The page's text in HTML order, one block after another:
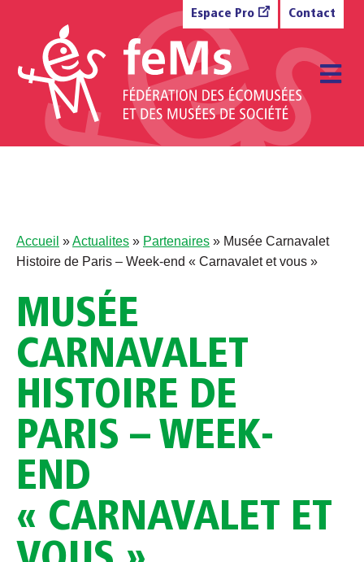
Espace Pro Contact
Accueil »Actualites » Partenaires » Musée Carnavalet
Histoire de Paris – Week-end « Carnavalet et vous »
MUSÉE
CARNAVALET
HISTOIRE DE
PARIS – WEEK-
END
« CARNAVALET ET